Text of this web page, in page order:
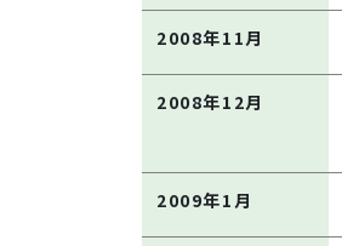
2008年11月
2008年12月
2009年1月